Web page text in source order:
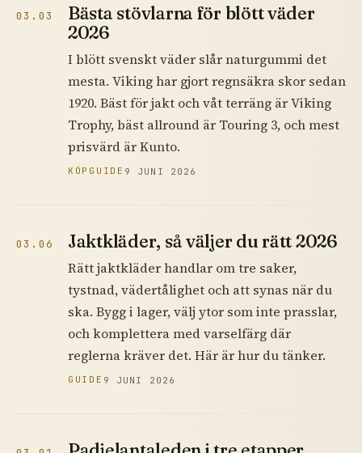
03.03
Bästa stövlarna för blött väder
2026
I blött svenskt väder slår naturgummi det
mesta. Viking har gjort regnsäkra skor sedan
1920. Bäst för jakt och våt terräng är Viking
Trophy, bäst allround är Touring 3, och mest
prisvärd är Kunto.
KÖPGUIDE 9 JUNI 2026
03.06 Jaktkläder, så väljer du rätt 2026
Rätt jaktkläder handlar om tre saker,
tystnad, vädertålighet och att synas när du
ska. Bygg i lager, välj ytor som inte prasslar,
och komplettera med varselfärg där
reglerna kräver det. Här är hur du tänker.
GUIDE 9 JUNI 2026